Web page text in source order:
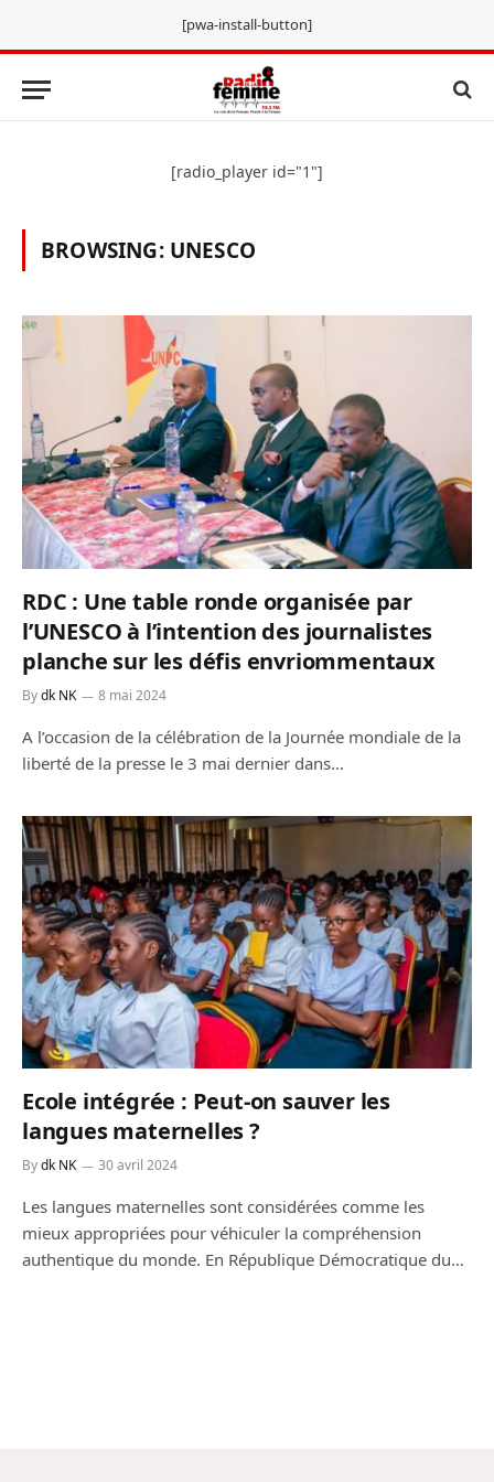
[pwa-install-button]
[radio_player id="1"]
BROWSING: UNESCO
RDC : Une table ronde organisée par
l’UNESCO à l’intention des journalistes
planche sur les défis envriommentaux
Bydk NK 8 mai 2024
A l’occasion de la célébration de la Journée mondiale de la
liberté de la presse le 3 mai dernier dans…
Ecole intégrée : Peut-on sauver les
langues maternelles ?
Bydk NK 30 avril 2024
Les langues maternelles sont considérées comme les
mieux appropriées pour véhiculer la compréhension
authentique du monde. En République Démocratique du…